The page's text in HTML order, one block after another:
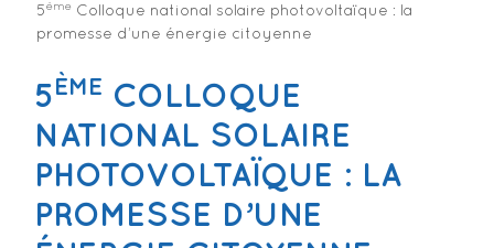
5ème
Colloque national solaire photovoltaïque : la
promesse d’une énergie citoyenne
5ÈME COLLOQUE
NATIONAL SOLAIRE
PHOTOVOLTAÏQUE : LA
PROMESSE D’UNE